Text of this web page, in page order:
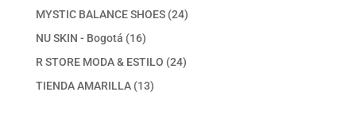
productos
MYSTIC BALANCE SHOES 2424
NU SKIN - Bogotá 1616
productos
R STORE MODA & ESTILO 2424
TIENDA AMARILLA 1313